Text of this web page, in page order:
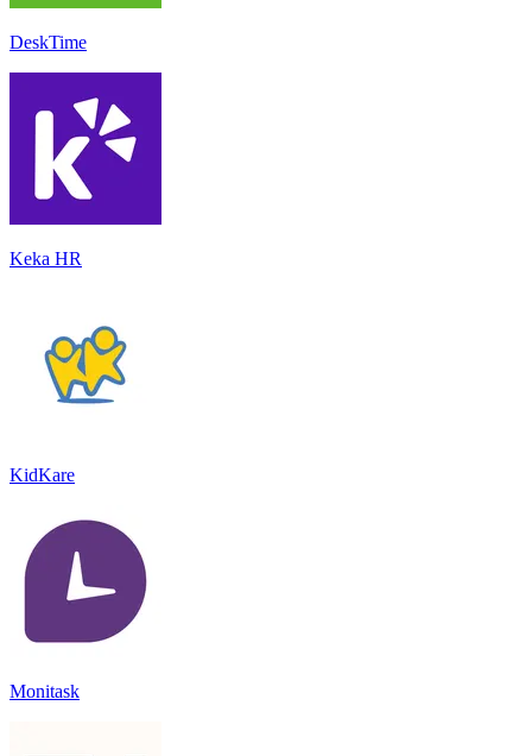
DeskTime
Keka HR
KidKare
Monitask